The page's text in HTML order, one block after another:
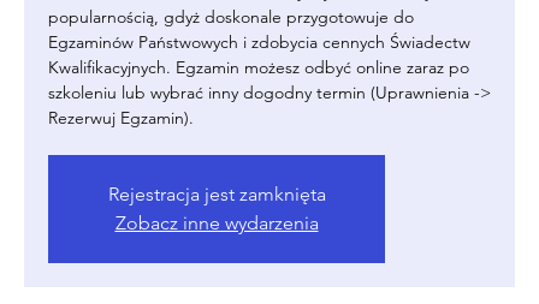
popularnością, gdyż doskonale przygotowuje do
Egzaminów Państwowych i zdobycia cennych Świadectw
Kwalifikacyjnych. Egzamin możesz odbyć online zaraz po
szkoleniu lub wybrać inny dogodny termin (Uprawnienia ->
Rezerwuj Egzamin).
Rejestracja jest zamknięta
Zobacz inne wydarzenia